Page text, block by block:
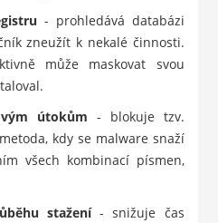
- prohledává databázi
zneužít k nekalé činnosti.
může maskovat svou
útokům - blokuje tzv.
kdy se malware snaží
všech kombinací písmen,
stažení- snižuje čas